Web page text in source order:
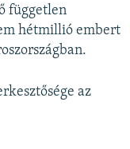
független
hétmillió embert
az